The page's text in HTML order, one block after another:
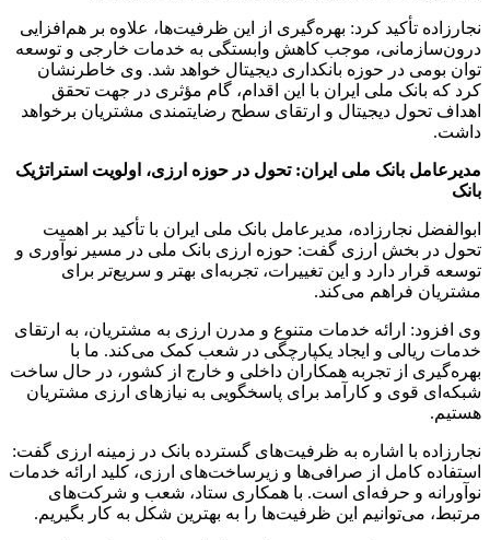
نجارزاده تأکید کرد: بهره‌گیری از این ظرفیت‌ها، علاوه بر هم‌افزایی
درون‌سازمانی، موجب کاهش وابستگی به خدمات خارجی و توسعه
توان بومی در حوزه بانکداری دیجیتال خواهد شد. وی خاطرنشان
کرد که بانک ملی ایران با این اقدام، گام مؤثری در جهت تحقق
اهداف تحول دیجیتال و ارتقای سطح رضایتمندی مشتریان برخواهد
داشت.
مدیرعامل بانک ملی ایران: تحول در حوزه ارزی، اولویت استراتژیک
بانک
ابوالفضل نجارزاده، مدیرعامل بانک ملی ایران با تأکید بر اهمیت
تحول در بخش ارزی گفت: حوزه ارزی بانک ملی در مسیر نوآوری و
توسعه قرار دارد و این تغییرات، تجربه‌ای بهتر و سریع‌تر برای
مشتریان فراهم می‌کند.
وی افزود: ارائه خدمات متنوع و مدرن ارزی به مشتریان، به ارتقای
خدمات ریالی و ایجاد یکپارچگی در شعب کمک می‌کند. ما با
بهره‌گیری از تجربه همکاران داخلی و خارج از کشور، در حال ساخت
شبکه‌ای قوی و کارآمد برای پاسخگویی به نیازهای ارزی مشتریان
هستیم.
نجارزاده با اشاره به ظرفیت‌های گسترده بانک در زمینه ارزی گفت:
استفاده کامل از صرافی‌ها و زیرساخت‌های ارزی، کلید ارائه خدمات
نوآورانه و حرفه‌ای است. با همکاری ستاد، شعب و شرکت‌های
مرتبط، می‌توانیم این ظرفیت‌ها را به بهترین شکل به کار بگیریم.